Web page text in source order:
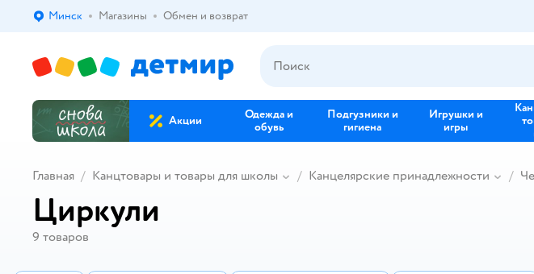
Выбор адреса доставки.
Минск Магазины Обмен и возврат
Акции
Одежда и
обувь
Подгузники и
гигиена
Игрушки и
игры
Главная Канцтовары и товары для школы Канцелярские принадлежности
Циркули
9 товаров